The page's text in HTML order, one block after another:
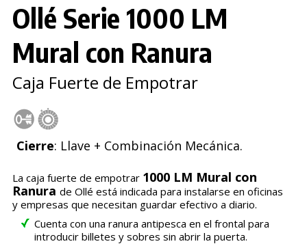
Ollé Serie 1000 LM
Mural con Ranura
Caja Fuerte de Empotrar
Cierre: Llave + Combinación Mecánica.
La caja fuerte de empotrar 1000 LM Mural con
Ranura de Ollé está indicada para instalarse en oficinas
y empresas que necesitan guardar efectivo a diario.
Cuenta con una ranura antipesca en el frontal para
introducir billetes y sobres sin abrir la puerta.